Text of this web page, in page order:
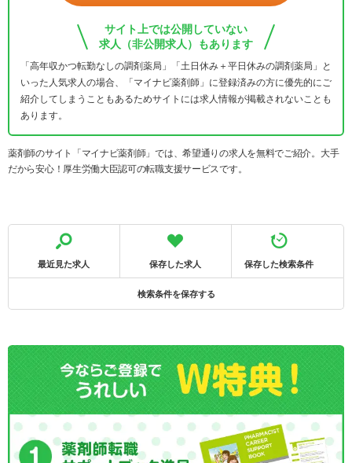
サイト上では公開していない
求人（非公開求人）もあります
「高年収かつ転勤なしの調剤薬局」「土日休み＋平日休みの調剤薬局」と
いった人気求人の場合、「マイナビ薬剤師」に登録済みの方に優先的にご
紹介してしまうこともあるためサイトには求人情報が掲載されないことも
あります。
薬剤師のサイト「マイナビ薬剤師」では、希望通りの求人を無料でご紹介。大手
だから安心！厚生労働大臣認可の転職支援サービスです。
最近見た求人 保存した求人 保存した検索条件
検索条件を保存する